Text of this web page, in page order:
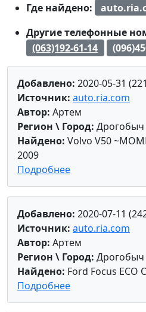
Где найдено:
Другие телефонные
(063)192-61-14
Добавлено: 2020-05-31
Источник: auto.ria.com
Автор: Артем
Регион \ Город: Дрогобыч
Найдено: Volvo V50
2009
Подробнее
Добавлено: 2020-07-11
Источник: auto.ria.com
Автор: Артем
Регион \ Город: Дрогобыч
Найдено: Ford Focus ECO
Подробнее